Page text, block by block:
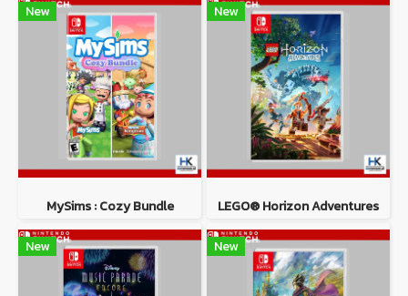
New
MySims : Cozy Bundle
New
LEGO® Horizon Adventures
New New